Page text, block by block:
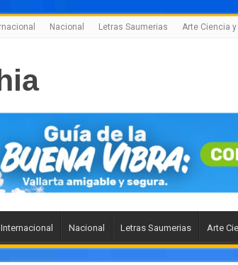
Nacional Letras Saumerias Arte Ciencia
Internacional Nacional Letras Saumerias Arte